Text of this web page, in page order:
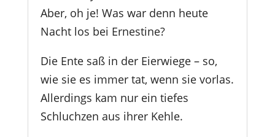
Aber, oh je! Was war denn heute
Nacht los bei Ernestine?
Die Ente saß in der Eierwiege – so,
wie sie es immer tat, wenn sie vorlas.
Allerdings kam nur ein tiefes
Schluchzen aus ihrer Kehle.